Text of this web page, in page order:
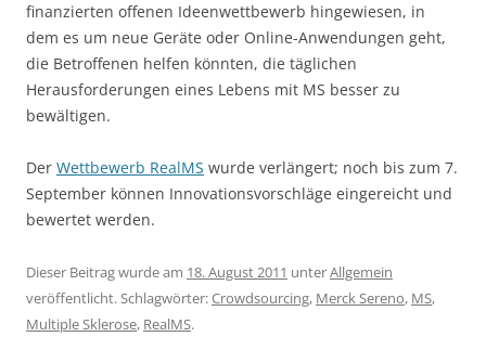
finanzierten offenen Ideenwettbewerb hingewiesen, in
dem es um neue Geräte oder Online-Anwendungen geht,
die Betroffenen helfen könnten, die täglichen
Herausforderungen eines Lebens mit MS besser zu
bewältigen.
Der Wettbewerb RealMS wurde verlängert; noch bis zum 7.
September können Innovationsvorschläge eingereicht und
bewertet werden.
Dieser Beitrag wurde am 18. August 2011 unterAllgemein
veröffentlicht. Schlagwörter:Crowdsourcing, Merck Sereno, MS,
Multiple Sklerose, RealMS.